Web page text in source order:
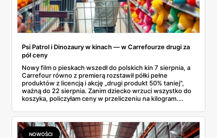
Psi Patrol i Dinozaury w kinach — w Carrefourze drugi za
pół ceny
Nowy film o pieskach wszedł do polskich kin 7 sierpnia, a
Carrefour równo z premierą rozstawił półki pełne
produktów z licencją i akcję „drugi produkt 50% taniej",
ważną do 22 sierpnia. Zanim dziecko wrzuci wszystko do
koszyka, policzyłam ceny w przeliczeniu na kilogram.
prawie 140 zł za kilogram, ale lody do mrożenia i rurki
waflowe bronią się nawet bez rabatu.
NOWOŚCI